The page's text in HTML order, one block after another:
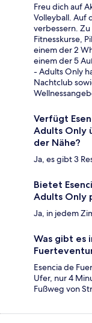
Freu dich auf
Volleyball. Auf
verbessern.
Fitnesskurse,
einem der 2
einem der 5
- Adults Only
Nachtclub
Verfügt
Adults Only
der Nähe?
Ja, es gibt 3
Bietet
Adults Only
Ja, in jedem
Was gibt es
Esencia de
Ufer, nur 4
Fußweg von